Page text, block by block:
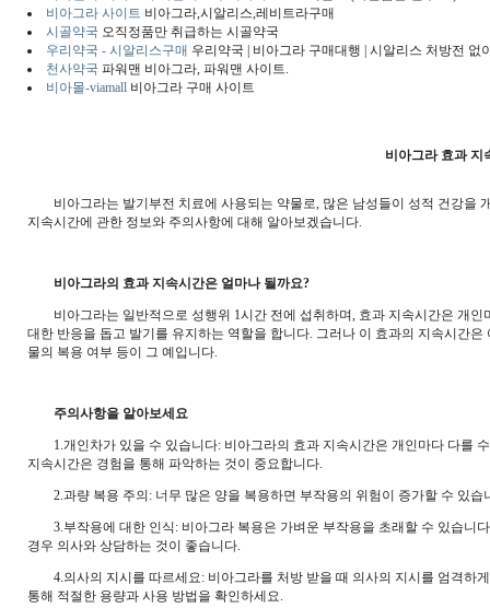
비아그라 사이트 비아그라,시알리스,레비트라구매
시골약국 오직정품만 취급하는 시골약국
우리약국 - 시알리스구매 우리약국 | 비아그라 구매대행 | 시알리스 처방전 없
천사약국 파워맨 비아그라, 파워맨 사이트.
비아몰-viamall 비아그라 구매 사이트
비아그라 효과 지
비아그라는 발기부전 치료에 사용되는 약물로, 많은 남성들이 성적 건강을
지속시간에 관한 정보와 주의사항에 대해 알아보겠습니다.
비아그라의 효과 지속시간은 얼마나 될까요?
비아그라는 일반적으로 성행위 1시간 전에 섭취하며, 효과 지속시간은 개인
대한 반응을 돕고 발기를 유지하는 역할을 합니다. 그러나 이 효과의 지속시간
물의 복용 여부 등이 그 예입니다.
주의사항을 알아보세요
1.개인차가 있을 수 있습니다: 비아그라의 효과 지속시간은 개인마다 다를
지속시간은 경험을 통해 파악하는 것이 중요합니다.
2.과량 복용 주의: 너무 많은 양을 복용하면 부작용의 위험이 증가할 수 있습
3.부작용에 대한 인식: 비아그라 복용은 가벼운 부작용을 초래할 수 있습니
경우 의사와 상담하는 것이 좋습니다.
4.의사의 지시를 따르세요: 비아그라를 처방 받을 때 의사의 지시를 엄격하
통해 적절한 용량과 사용 방법을 확인하세요.